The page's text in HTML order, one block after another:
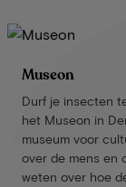
Museon
Durf je insecten
het Museon in
museum voor
over de mens en
weten over hoe